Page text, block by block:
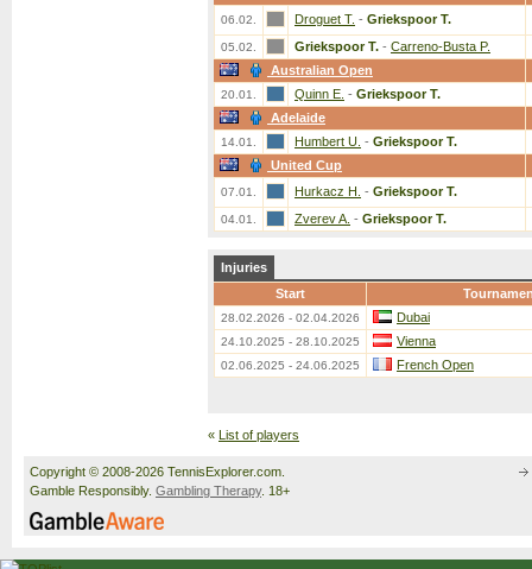
06.02. Droguet T. - Griekspoor T.
05.02. Griekspoor T. - Carreno-Busta P.
Australian Open
20.01. Quinn E. - Griekspoor T.
Adelaide
14.01. Humbert U. - Griekspoor T.
United Cup
07.01. Hurkacz H. - Griekspoor T.
04.01. Zverev A. - Griekspoor T.
Injuries
Start
28.02.2026 - 02.04.2026 Dubai
24.10.2025 - 28.10.2025 Vienna
02.06.2025 - 24.06.2025 French Open
« List of players
Copyright © 2008-2026 TennisExplorer.com.
Gamble Responsibly. Gambling Therapy. 18+